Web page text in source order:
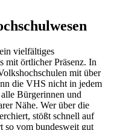
vielfältiges
mit örtlicher Präsenz. In
mit über
die VHS nicht in jedem
Bürgerinnen und
Nähe. Wer über die
stößt schnell auf
so vom bundesweit gut